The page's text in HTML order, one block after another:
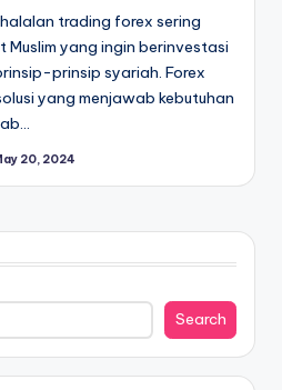
trading forex sering
Muslim yang ingin berinvestasi
prinsip syariah. Forex
yang menjawab kebutuhan
20, 2024
Search